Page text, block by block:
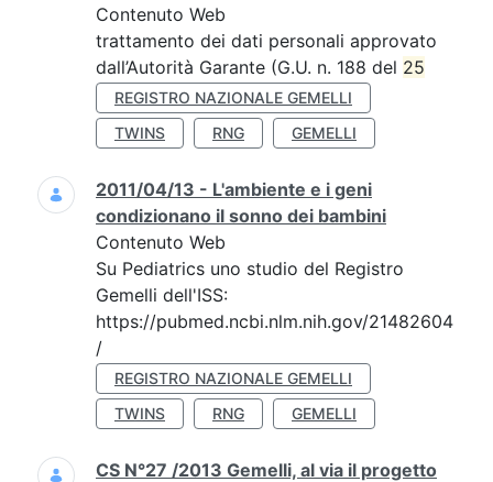
Contenuto Web
trattamento dei dati personali approvato
dall’Autorità Garante (G.U. n. 188 del 25
REGISTRO NAZIONALE GEMELLI
TWINS
RNG GEMELLI
2011/04/13 - L'ambiente e i geni
condizionano il sonno dei bambini
Contenuto Web
Su Pediatrics uno studio del Registro
Gemelli dell'ISS:
https://pubmed.ncbi.nlm.nih.gov/21482604
/
REGISTRO NAZIONALE GEMELLI
TWINS
RNG GEMELLI
CS N°27 /2013 Gemelli, al via il progetto